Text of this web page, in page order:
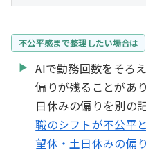
不公平感まで整理したい場合は
AIで勤務回数をそろ
偏りが残ることがあ
日休みの偏りを別の
職のシフトが不公平
望休・土日休みの偏